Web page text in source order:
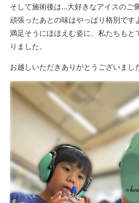
そして施術後は…大好きなアイスのご
頑張ったあとの味はやっぱり格別です
満足そうにほほえむ姿に、私たちもと
りました。
お越しいただきありがとうございまし